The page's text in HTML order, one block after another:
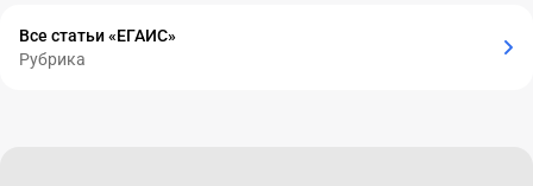
Все статьи «ЕГАИС»
Рубрика